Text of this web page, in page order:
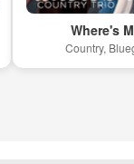
Where's Mary
Country, Bluegrass